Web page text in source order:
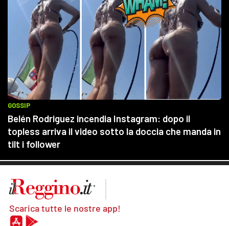
Scarica tutte le nostre app!